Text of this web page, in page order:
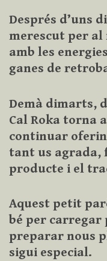
Després d’uns
merescut per
amb les
ganes de
Demà dimarts,
Cal Roka torna
continuar
tant us agrada,
producte i el
Aquest petit
bé per carregar
preparar nous
sigui especial.